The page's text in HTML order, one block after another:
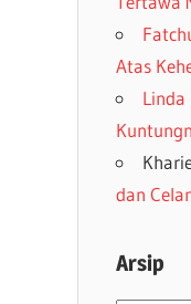
Atas
Linda
dan
Arsip